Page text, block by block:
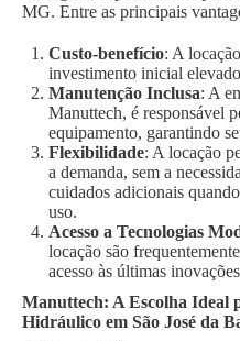
MG. Entre as principais
Custo-benefício: A
investimento inicial
Manutenção Inclusa: A
Manuttech, é responsável
equipamento, garantindo
Flexibilidade: A locação
a demanda, sem a
cuidados adicionais
uso.
Acesso a Tecnologias
locação são
acesso às últimas
Manuttech: A Escolha Ideal
Hidráulico em São José da